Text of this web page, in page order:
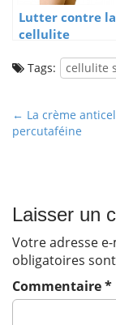
Lutter contre la
cellulite
Tags: cellulite
P
o
a
v
i
g
a
← La crème
percutaféine
Laisser un
Votre adresse
obligatoires
Commentaire*